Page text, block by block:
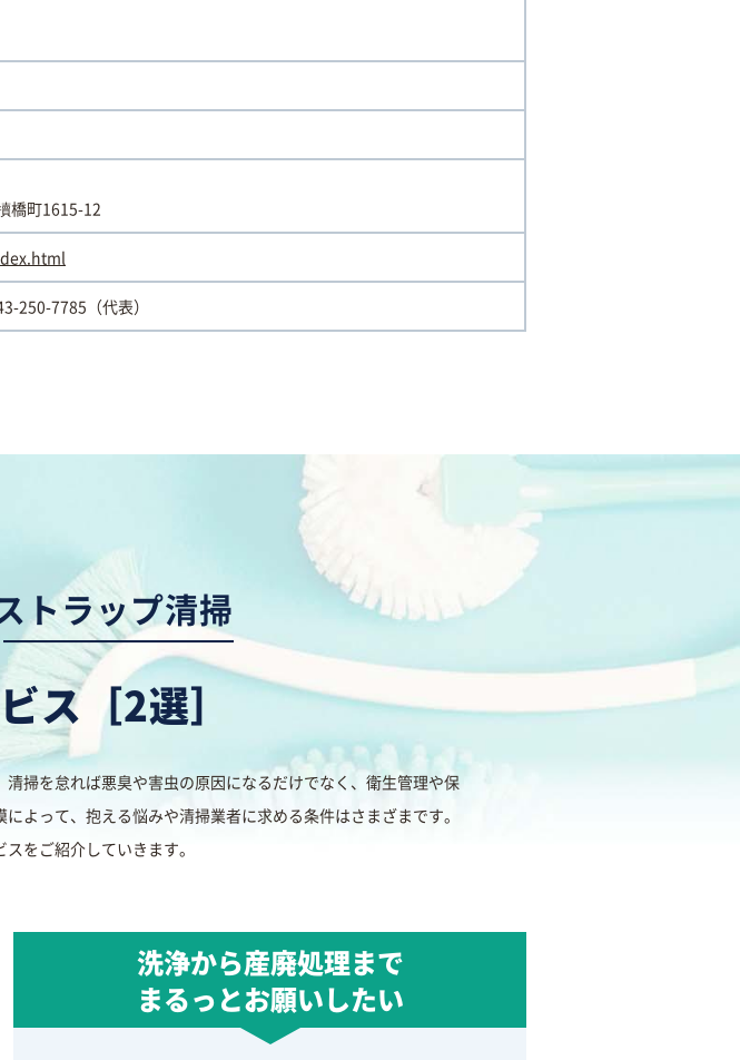
橋町1615-12
250-7785（代表）
トラップ清掃
ス［2選］
掃を怠れば悪臭や害虫の原因になるだけでなく、衛生管理や保
よって、抱える悩みや清掃業者に求める条件はさまざまです。
をご紹介していきます。
洗浄から産廃処理まで
まるっとお願いしたい